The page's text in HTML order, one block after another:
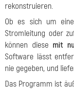
rekonstruieren.
Ob es sich um
Stromleitung oder
können diese mit
Software lässt
nie gegeben, und
Das Programm ist